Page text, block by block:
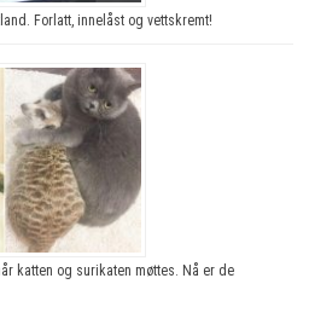
Forlatt, innelåst og vettskremt!
katten og surikaten møttes. Nå er de